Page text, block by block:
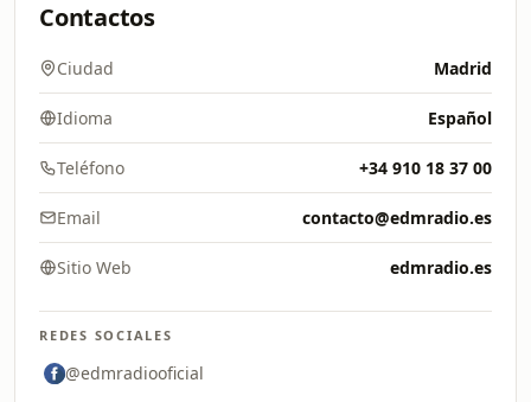
Contactos
Ciudad Madrid
Idioma Español
Teléfono +34 910 18 37 00
Email contacto@edmradio.es
Sitio Web edmradio.es
REDES SOCIALES
@edmradiooficial